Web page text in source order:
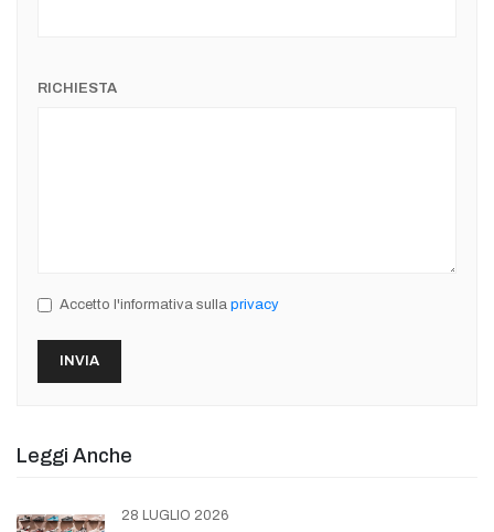
RICHIESTA
Accetto l'informativa sulla privacy
Leggi Anche
28 LUGLIO 2026